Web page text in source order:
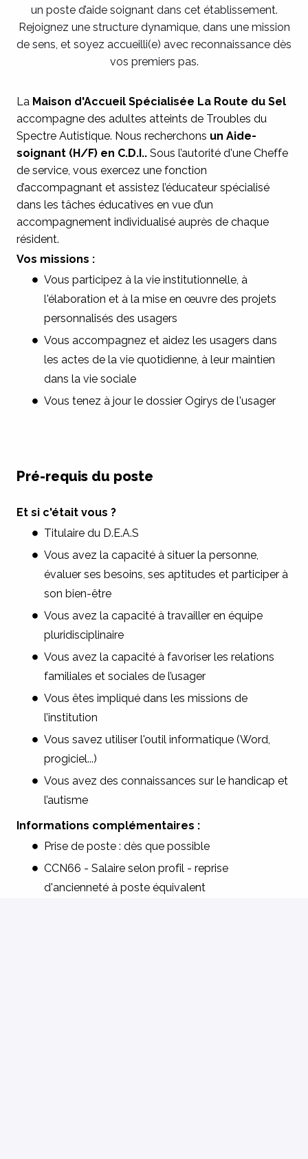
un poste d’aide soignant dans cet établissement.
Rejoignez une structure dynamique, dans une mission
de sens, et soyez accueilli(e) avec reconnaissance dès
vos premiers pas.
La Maison d'Accueil Spécialisée La Route du Sel
accompagne des adultes atteints de Troubles du
Spectre Autistique. Nous recherchons un Aide-
soignant (H/F) en C.D.I.. Sous l’autorité d'une Cheffe
de service, vous exercez une fonction
d’accompagnant et assistez l’éducateur spécialisé
dans les tâches éducatives en vue d’un
accompagnement individualisé auprès de chaque
résident.
Vos missions :
Vous participez à la vie institutionnelle, à
l'élaboration et à la mise en œuvre des projets
personnalisés des usagers
Vous accompagnez et aidez les usagers dans
les actes de la vie quotidienne, à leur maintien
dans la vie sociale
Vous tenez à jour le dossier Ogirys de l'usager
Pré-requis du poste
Et si c'était vous ?
Titulaire du D.E.A.S
Vous avez la capacité à situer la personne,
évaluer ses besoins, ses aptitudes et participer à
son bien-être
Vous avez la capacité à travailler en équipe
pluridisciplinaire
Vous avez la capacité à favoriser les relations
familiales et sociales de l’usager
Vous êtes impliqué dans les missions de
l’institution
Vous savez utiliser l'outil informatique (Word,
progiciel...)
Vous avez des connaissances sur le handicap et
l’autisme
Informations complémentaires :
Prise de poste : dès que possible
CCN66 - Salaire selon profil - reprise
d'ancienneté à poste équivalent